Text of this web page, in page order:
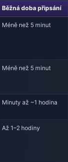
Běžná doba připsání
Méně než 5 minut
Méně než 5 minut
Minuty až ~1 hodina
Až 1–2 hodiny